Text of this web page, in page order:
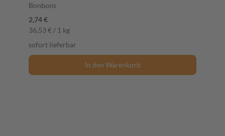
Bonbons
2,74 €
36,53 € / 1 kg
sofort lieferbar
In den Warenkorb